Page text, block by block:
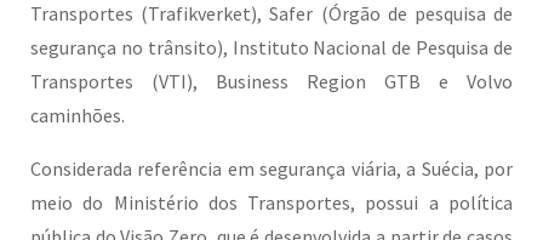
Transportes (Trafikverket), Safer (Órgão de pesquisa de
segurança no trânsito), Instituto Nacional de Pesquisa de
Transportes (VTI), Business Region GTB e Volvo
caminhões.
Considerada referência em segurança viária, a Suécia, por
meio do Ministério dos Transportes, possui a política